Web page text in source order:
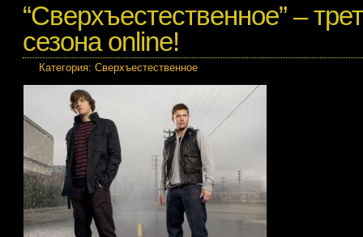
“Сверхъестественное” –
сезона online!
Категория: Сверхъестественное